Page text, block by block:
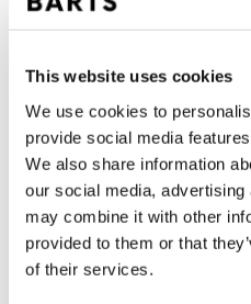
This website uses cookies
We use cookies to
provide social media
We also share information
our social media,
may combine it with other
provided to them or that
of their services.
IN DEN
Bestellungen, die vor
Freitag) bei uns